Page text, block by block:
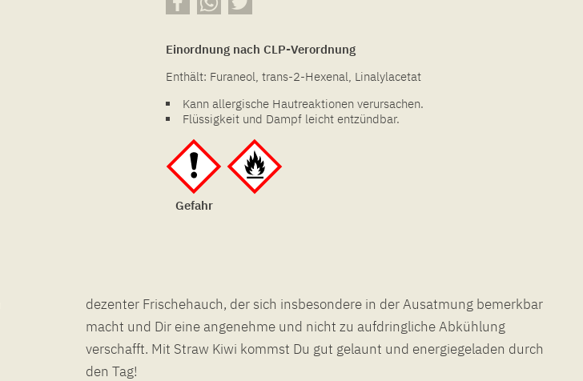
Einordnung nach CLP-Verordnung
Enthält: Furaneol, trans-2-Hexenal, Linalylacetat
Kann allergische Hautreaktionen verursachen.
Flüssigkeit und Dampf leicht entzündbar.
Gefahr
den Tag!